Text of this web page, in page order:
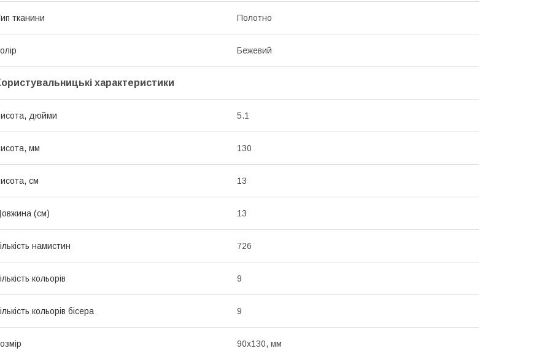
тканини Полотно
Бежевий
характеристики
дюйми 5.1
мм 130
см 13
(см) 13
намистин 726
кольорів 9
кольорів бісера 9
90x130, мм